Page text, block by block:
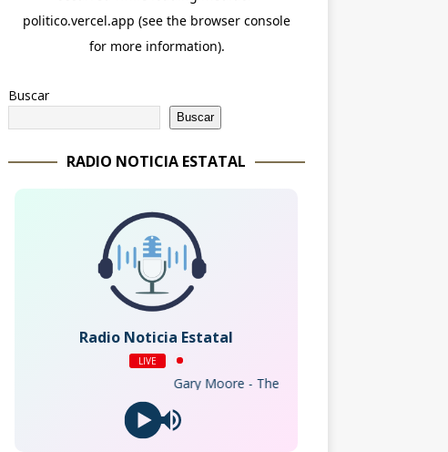
Buscar
Buscar
RADIO NOTICIA ESTATAL
Radio Noticia Estatal
LIVE
Gary Moore - The Boys Are Back In Town